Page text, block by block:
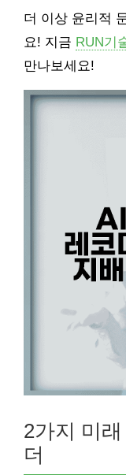
더 이상 윤리적
요! 지금 RUN기
만나보세요!
2가지 미
더